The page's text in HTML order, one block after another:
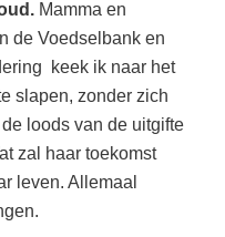
Mamma en
de Voedselbank en
keek ik naar het
slapen, zonder zich
loods van de uitgifte
zal haar toekomst
leven. Allemaal